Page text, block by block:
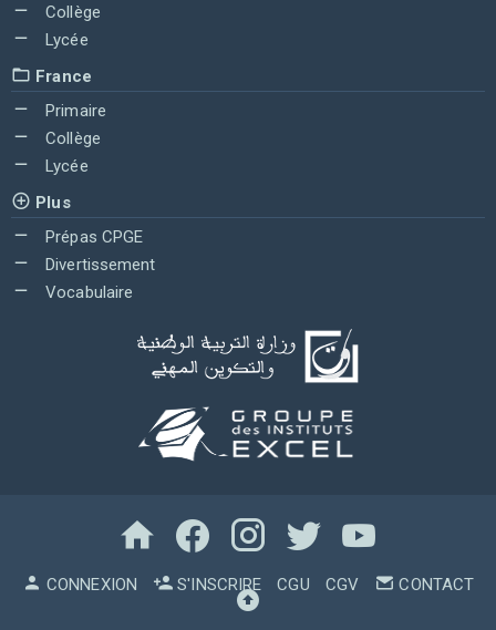
Collège
Lycée
France
Primaire
Collège
Lycée
Plus
Prépas CPGE
Divertissement
Vocabulaire
CONNEXION S'INSCRIRE CGU CGV CONTACT